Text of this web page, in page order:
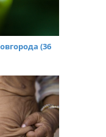
(36